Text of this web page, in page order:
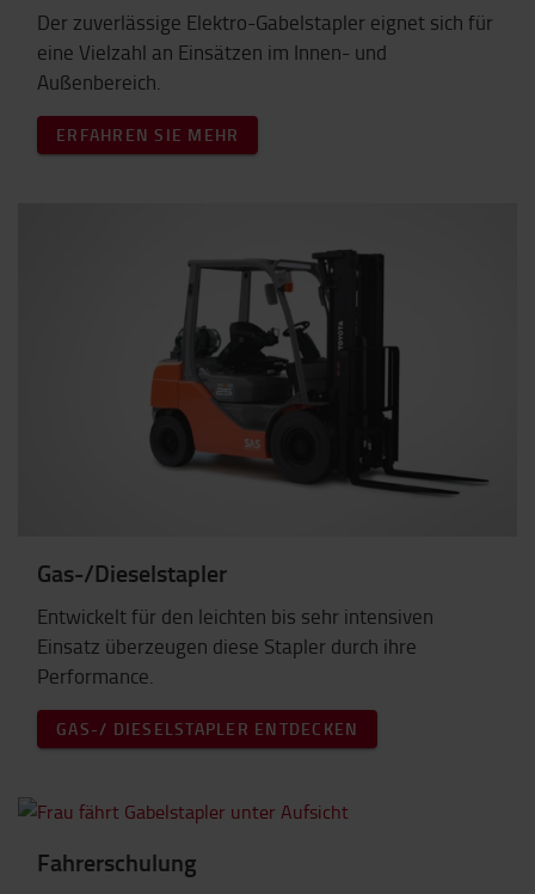
Der zuverlässige Elektro-Gabelstapler eignet sich für
eine Vielzahl an Einsätzen im Innen- und
Außenbereich.
ERFAHREN SIE MEHR
Gas-/Dieselstapler
Entwickelt für den leichten bis sehr intensiven
Einsatz überzeugen diese Stapler durch ihre
Performance.
GAS-/ DIESELSTAPLER ENTDECKEN
Fahrerschulung